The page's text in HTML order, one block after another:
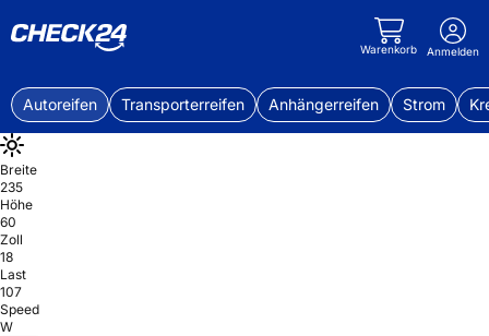
Warenkorb Anmelden
Autoreifen Transporterreifen Anhängerreifen Strom
Breite
235
Höhe
60
Zoll
18
Last
107
Speed
W